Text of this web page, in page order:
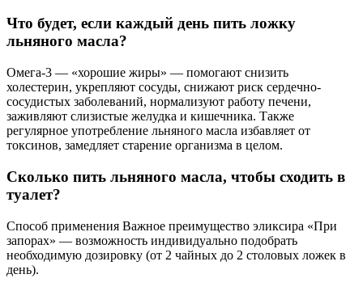
Что будет, если каждый день пить ложку
льняного масла?
Омега-3 — «хорошие жиры» — помогают снизить
холестерин, укрепляют сосуды, снижают риск сердечно-
сосудистых заболеваний, нормализуют работу печени,
заживляют слизистые желудка и кишечника. Также
регулярное употребление льняного масла избавляет от
токсинов, замедляет старение организма в целом.
Сколько пить льняного масла, чтобы сходить в
туалет?
Способ применения Важное преимущество эликсира «При
запорах» — возможность индивидуально подобрать
необходимую дозировку (от 2 чайных до 2 столовых ложек в
день).